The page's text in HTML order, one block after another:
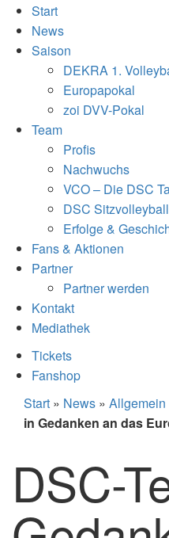
Start
News
Saison
DEKRA 1.
Europapokal
zoi DVV-Pokal
Team
Profis
Nachwuchs
VCO – Die DSC
DSC Sitzvolleyball
Erfolge &
Fans & Aktionen
Partner
Partner werden
Kontakt
Mediathek
Tickets
Fanshop
Start » News » Allgemein
in Gedanken an das
DSC-